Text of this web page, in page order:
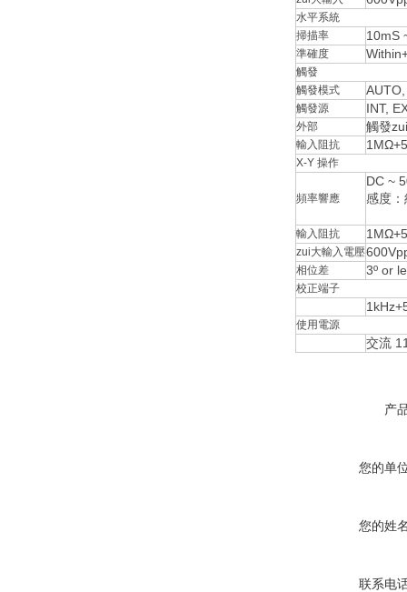
水平系統
掃描率
10mS
準確度
觸發
觸發模式
觸發源 INT,
外部 觸發
輸入阻抗
X-Y 操作
頻率響應
DC ~
感度
輸入阻抗
zui大輸入電壓
相位差 3º or
校正端子
使用電源
交流
产
您的单
您的姓
联系电